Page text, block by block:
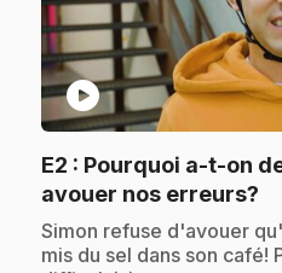
play_circle
E2 : Pourquoi a-t-on
avouer nos erreurs?
.Simon refuse d'avouer
mis du sel dans son café!